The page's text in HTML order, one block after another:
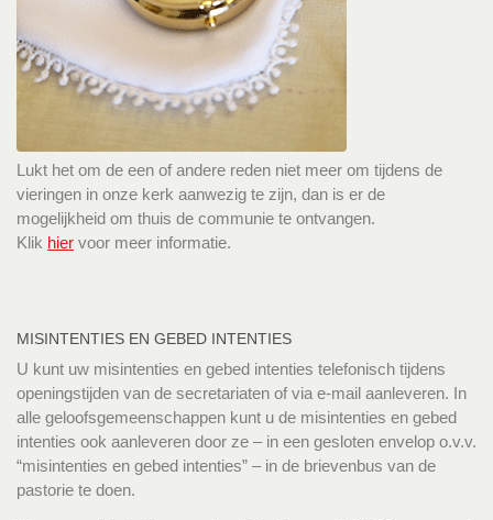
Lukt het om de een of andere reden niet meer om tijdens de
vieringen in onze kerk aanwezig te zijn, dan is er de
mogelijkheid om thuis de communie te ontvangen.
Klik hier voor meer informatie.
MISINTENTIES EN GEBED INTENTIES
U kunt uw misintenties en gebed intenties telefonisch tijdens
openingstijden van de secretariaten of via e-mail aanleveren. In
alle geloofsgemeenschappen kunt u de misintenties en gebed
intenties ook aanleveren door ze – in een gesloten envelop o.v.v.
“misintenties en gebed intenties” – in de brievenbus van de
pastorie te doen.